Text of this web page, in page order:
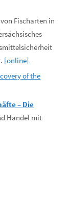
Fischarten in
[online]
of the
– Die
Handel mit